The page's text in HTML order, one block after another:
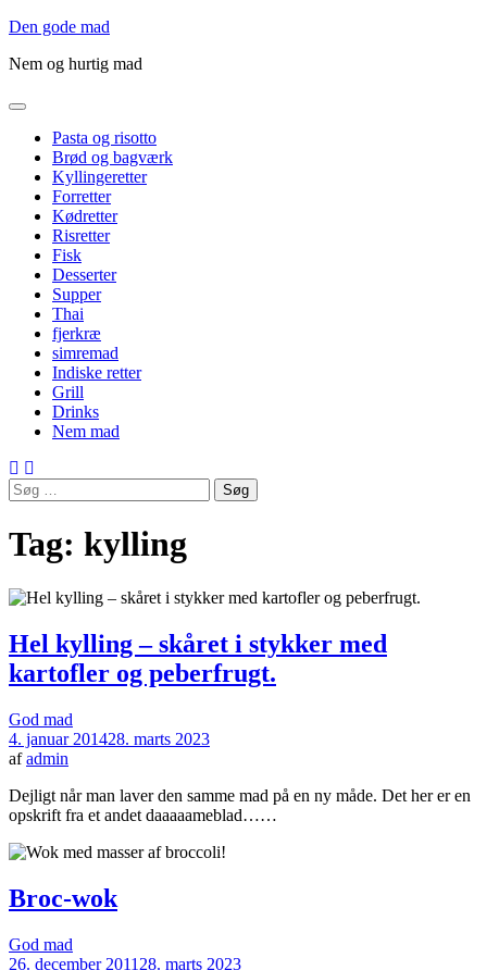
Gå
indholdet
Den gode mad
Nem og hurtig mad
Pasta og risotto
Brød og bagværk
Kyllingeretter
Forretter
Kødretter
Risretter
Fisk
Desserter
Supper
Thai
fjerkræ
simremad
Indiske retter
Grill
Drinks
Nem mad
Søg
efter:
Tag: kylling
Hel kylling – skåret i stykker med
kartofler og peberfrugt.
God mad
4. januar 201428. marts 2023
afadmin
Dejligt når man laver den samme mad på en ny måde. Det her er en
opskrift fra et andet daaaaameblad……
Broc-wok
God mad
26. december 2011 28. marts 2023